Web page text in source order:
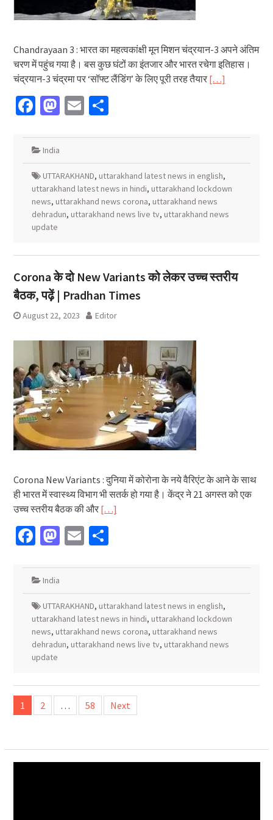
Chandrayaan 3 : भारत का महत्वकांक्षी मून मिशन चंद्रयान-3 अपने अंतिम
चरण में पहुंच गया है। बस कुछ घंटों का इंतजार और भारत रचेगा इतिहास।
चंद्रयान-3 चंद्रमा पर ‘सॉफ्ट लैंडिंग’ के लिए पूरी तरह तैयार […]
Facebook
Mastodon
EmailShare
India
UTTARAKHAND, uttarakhand latest news in english,
uttarakhand latest news in hindi, uttarakhand lockdown
news, uttarakhand news corona, uttarakhand news
dehradun, uttarakhand news live tv, uttarakhand news
update
Corona के दो New Variants को लेकर उच्च स्तरीय
बैठक, पढ़ें | Pradhan Times
August 22, 2023 Editor
Corona New Variants : दुनिया में कोरोना के नये वैरिएंट के आने के साथ
ही भारत में स्वास्थ्य विभाग भी सतर्क हो गया है। केंद्र ने 21 अगस्त को एक
उच्च स्तरीय बैठक की और […]
Facebook
Mastodon
EmailShare
India
UTTARAKHAND, uttarakhand latest news in english,
uttarakhand latest news in hindi, uttarakhand lockdown
news, uttarakhand news corona, uttarakhand news
dehradun, uttarakhand news live tv, uttarakhand news
update
Posts
navigation
1 2 … 58 Next